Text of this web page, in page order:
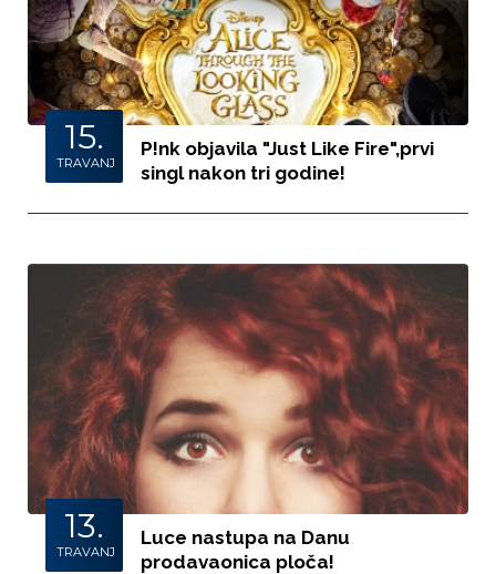
15.
TRAVANJ
P!nk objavila "Just Like Fire",prvi
singl nakon tri godine!
13.
TRAVANJ
Luce nastupa na Danu
prodavaonica ploča!